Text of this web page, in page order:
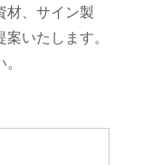
材、サイン製
いたします。